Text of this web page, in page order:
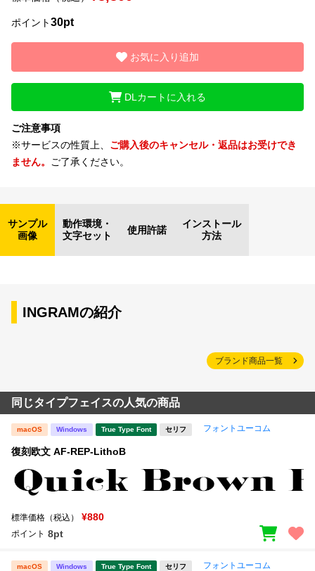
価格帯
ポイント30pt
お気に入り追加
DLカートに入れる
ご注意事項
※サービスの性質上、 ご購入後のキャンセル・返品はお受けでき
ません。 ご了承ください。
サンプル
画像
動作環境・
文字セット
使用許諾
インストール
方法
INGRAMの紹介
ブランド商品一覧
同じタイプフェイスの人気の商品
macOS Windows True Type Font セリフ フォントユーコム
復刻欧文 AF-REP-LithoB
標準価格（税込） ¥880
ポイント 8pt
macOS Windows True Type Font セリフ フォントユーコム